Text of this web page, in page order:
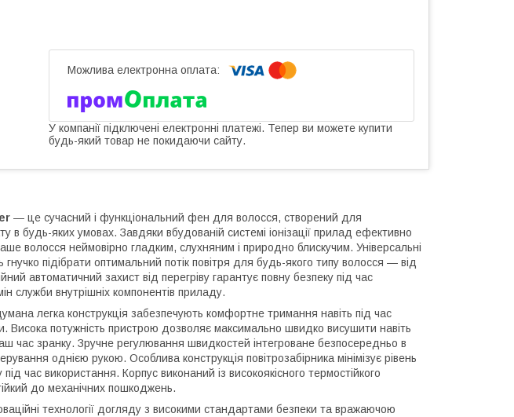
У компанії підключені електронні платежі. Тепер ви можете купити
будь-який товар не покидаючи сайту.
— це сучасний і функціональний фен для волосся, створений для
в будь-яких умовах. Завдяки вбудованій системі іонізації прилад ефективно
волосся неймовірно гладким, слухняним і природно блискучим. Універсальні
підібрати оптимальний потік повітря для будь-якого типу волосся — від
автоматичний захист від перегріву гарантує повну безпеку під час
служби внутрішніх компонентів приладу.
легка конструкція забезпечують комфортне тримання навіть під час
Висока потужність пристрою дозволяє максимально швидко висушити навіть
час зранку. Зручне регулювання швидкостей інтегроване безпосередньо в
однією рукою. Особлива конструкція повітрозабірника мінімізує рівень
час використання. Корпус виконаний із високоякісного термостійкого
до механічних пошкоджень.
технології догляду з високими стандартами безпеки та вражаючою